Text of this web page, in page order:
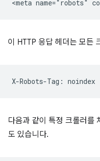
이 HTTP 응답 헤더는 모든
다음과 같이 특정 크롤러를
도 있습니다.